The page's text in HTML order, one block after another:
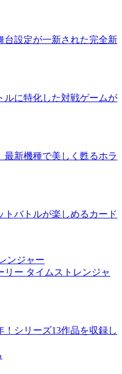
台設定が一新された完全新
ルに特化した対戦ゲームが
新機種で美しく甦るホラ
トバトルが楽しめるカード
ンジャー
リー タイムストレンジャ
！シリーズ13作品を収録し